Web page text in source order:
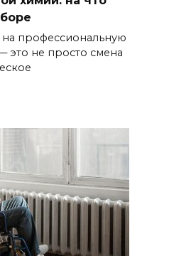
профессиональную
это не просто смена